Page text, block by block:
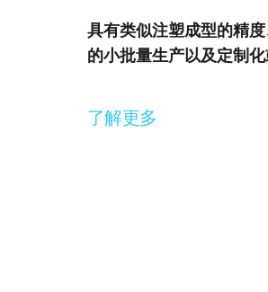
具有类似注塑成型的精
的小批量生产以及定制化
了解更多